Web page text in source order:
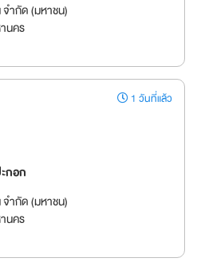
จำกัด (มหาชน)
นคร
1 วันที่แล้ว
กอก
จำกัด (มหาชน)
นคร